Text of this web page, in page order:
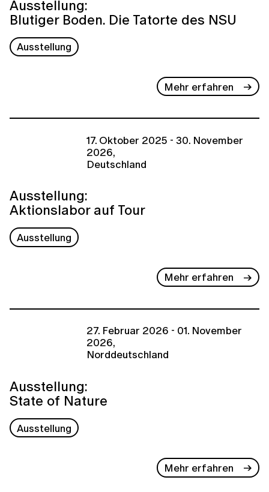
Ausstellung:
Blutiger Boden. Die Tatorte des NSU
Ausstellung
Mehr erfahren
17. Oktober 2025 - 30. November
2026,
Deutschland
Ausstellung:
Aktionslabor auf Tour
Ausstellung
Mehr erfahren
27. Februar 2026 - 01. November
2026,
Norddeutschland
Ausstellung:
State of Nature
Ausstellung
Mehr erfahren